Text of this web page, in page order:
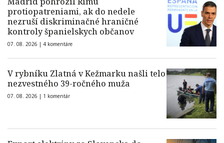
protiopatreniami, ak do nedele
nezruší diskriminačné hraničné
kontroly španielskych občanov
07. 08. 2026 | 4 komentáre
V rybníku Zlatná v Kežmarku našli telo
nezvestného 39-ročného muža
07. 08. 2026 | 1 komentár